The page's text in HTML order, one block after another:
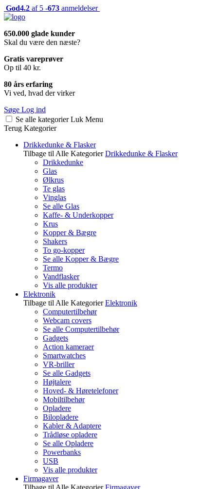
God4.2 af 5 -673 anmeldelser
650.000 glade kunder
Skal du være den næste?
Gratis vareprøver
Op til 40 kr.
80 års erfaring
Vi ved, hvad der virker
Søge Log ind
Se alle kategorier Luk Menu
Terug Kategorier
Drikkedunke & Flasker
Tilbage til Alle Kategorier Drikkedunke & Flasker
Drikkedunke
Glas
Ølkrus
Te glas
Vinglas
Se alle Glas
Kaffe- & Underkopper
Krus
Kopper & Bægre
Shakers
To go-kopper
Se alle Kopper & Bægre
Termo
Vandflasker
Vis alle produkter
Elektronik
Tilbage til Alle Kategorier Elektronik
Computertilbehør
Webcam covers
Se alle Computertilbehør
Gadgets
Action kameraer
Smartwatches
VR-briller
Se alle Gadgets
Højtalere
Hoved- & Høretelefoner
Mobiltilbehør
Opladere
Bilopladere
Kabler & Adaptere
Trådløse opladere
Se alle Opladere
Powerbanks
USB
Vis alle produkter
Firmagaver
Tilbage til Alle Kategorier Firmagaver